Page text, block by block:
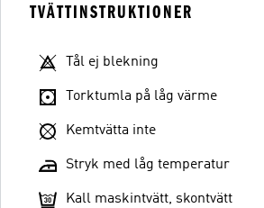
TVÄTTINSTRUKTIONER
Tål ej blekning
Torktumla på låg värme
Kemtvätta inte
Stryk med låg temperatur
Kall maskintvätt, skontvätt